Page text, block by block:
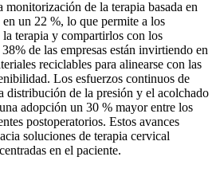
de la terapia basada en
un 22 %, lo que permite a los
la terapia y compartirlos con los
de las empresas están invirtiendo en
reciclables para alinearse con las
Los esfuerzos continuos de
distribución de la presión y el acolchado
adopción un 30 % mayor entre los
postoperatorios. Estos avances
soluciones de terapia cervical
en el paciente.